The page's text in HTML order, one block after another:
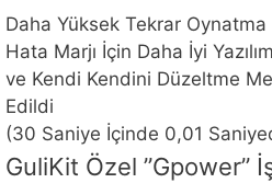
Daha Yüksek Tekrar
Hata Marjı İçin Daha İyi
ve Kendi Kendini Düzeltme
Edildi
(30 Saniye İçinde 0,01
GuliKit Özel ”Gpower”